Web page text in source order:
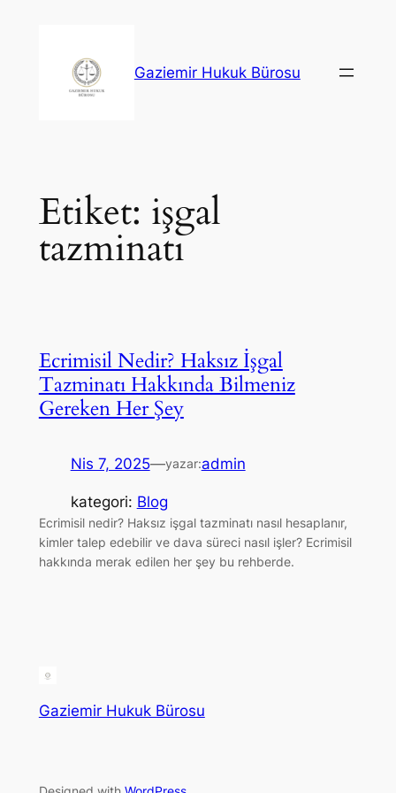
Gaziemir Hukuk Bürosu
Etiket: işgal
tazminatı
Ecrimisil Nedir? Haksız İşgal
Tazminatı Hakkında Bilmeniz
Gereken Her Şey
Nis 7, 2025—yazar:admin
kategori: Blog
Ecrimisil nedir? Haksız işgal tazminatı nasıl hesaplanır,
kimler talep edebilir ve dava süreci nasıl işler? Ecrimisil
hakkında merak edilen her şey bu rehberde.
Gaziemir Hukuk Bürosu